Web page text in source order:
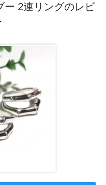
ー 2連リングのレビ